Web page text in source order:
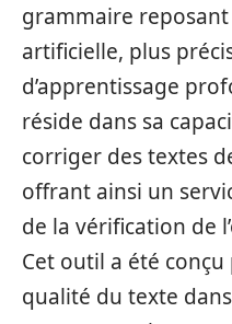
grammaire reposant
artificielle, plus
d’apprentissage
réside dans sa
corriger des textes
offrant ainsi un
de la vérification de
Cet outil a été
qualité du texte